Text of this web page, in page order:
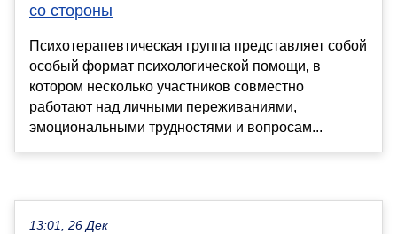
со стороны
Психотерапевтическая группа представляет собой
особый формат психологической помощи, в
котором несколько участников совместно
работают над личными переживаниями,
эмоциональными трудностями и вопросам...
13:01, 26 Дек